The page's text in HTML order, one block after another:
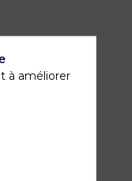
à améliorer